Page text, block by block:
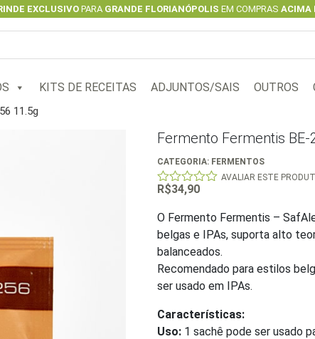
EXCLUSIVOPARA GRANDE FLORIANÓPOLIS EM COMPRAS ACIMA
KITS DE RECEITAS ADJUNTOS/SAIS OUTROS
11.5g
Fermento Fermentis BE-
CATEGORIA: FERMENTOS
0
of
5
AVALIAR ESTE
R$34,90
O Fermento Fermentis –
belgas e IPAs, suporta alto
balanceados.
Recomendado para estilos
ser usado em IPAs.
Características:
Uso: 1 sachê pode ser usado